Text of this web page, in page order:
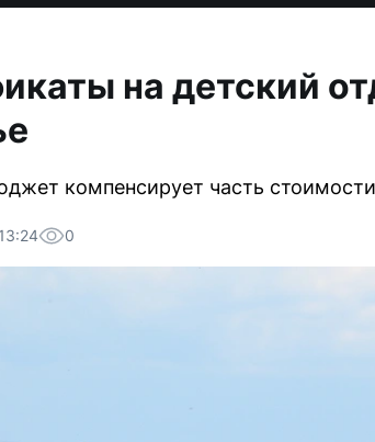
на детский
компенсирует часть стоимости
0